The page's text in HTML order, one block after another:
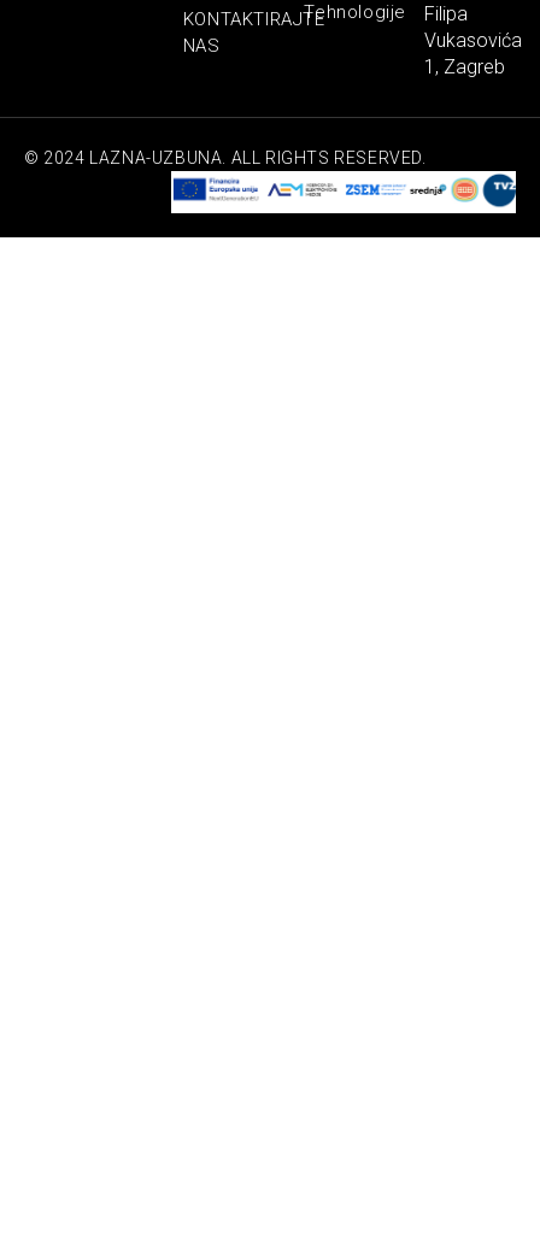
KONTAKTIRAJTE
NAS
Tehnologije
Filipa
Vukasovića
1, Zagreb
© 2024 LAZNA-UZBUNA. ALL RIGHTS RESERVED.